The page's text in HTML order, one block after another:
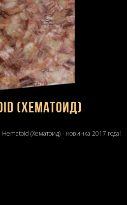
(Хематоид)
(Хематоид) - новинка 2017 года!